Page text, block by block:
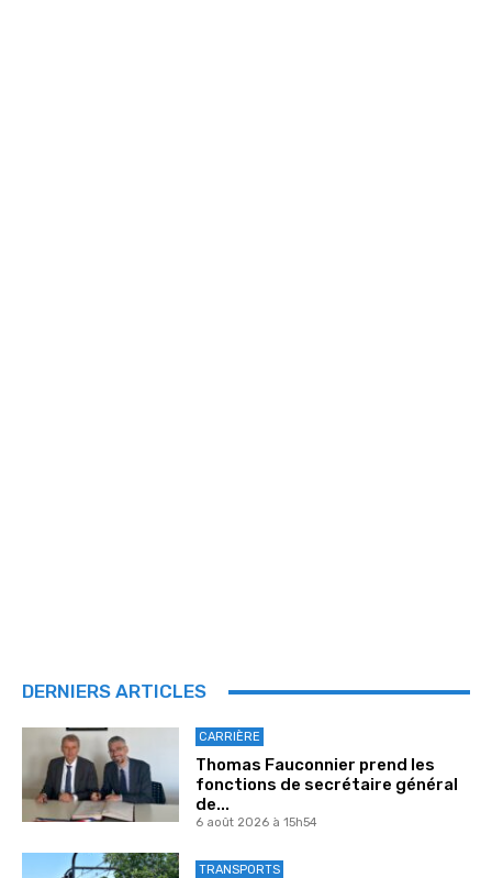
DERNIERS ARTICLES
CARRIÈRE
Thomas Fauconnier prend les
fonctions de secrétaire général
de...
6 août 2026 à 15h54
TRANSPORTS